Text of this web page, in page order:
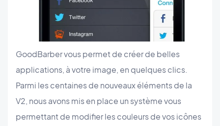
GoodBarber vous permet de créer de belles
applications, à votre image, en quelques clics.
Parmi les centaines de nouveaux éléments de la
V2, nous avons mis en place un système vous
permettant de modifier les couleurs de vos icônes